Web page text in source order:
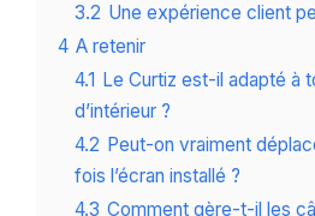
3.2 Une expérience client
4 A retenir
4.1 Le Curtiz est-il adapté à
d’intérieur ?
4.2 Peut-on vraiment
fois l’écran installé ?
4.3 Comment gère-t-il les